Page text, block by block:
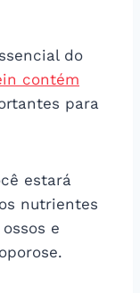
do
contém
para
estará
nutrientes
e